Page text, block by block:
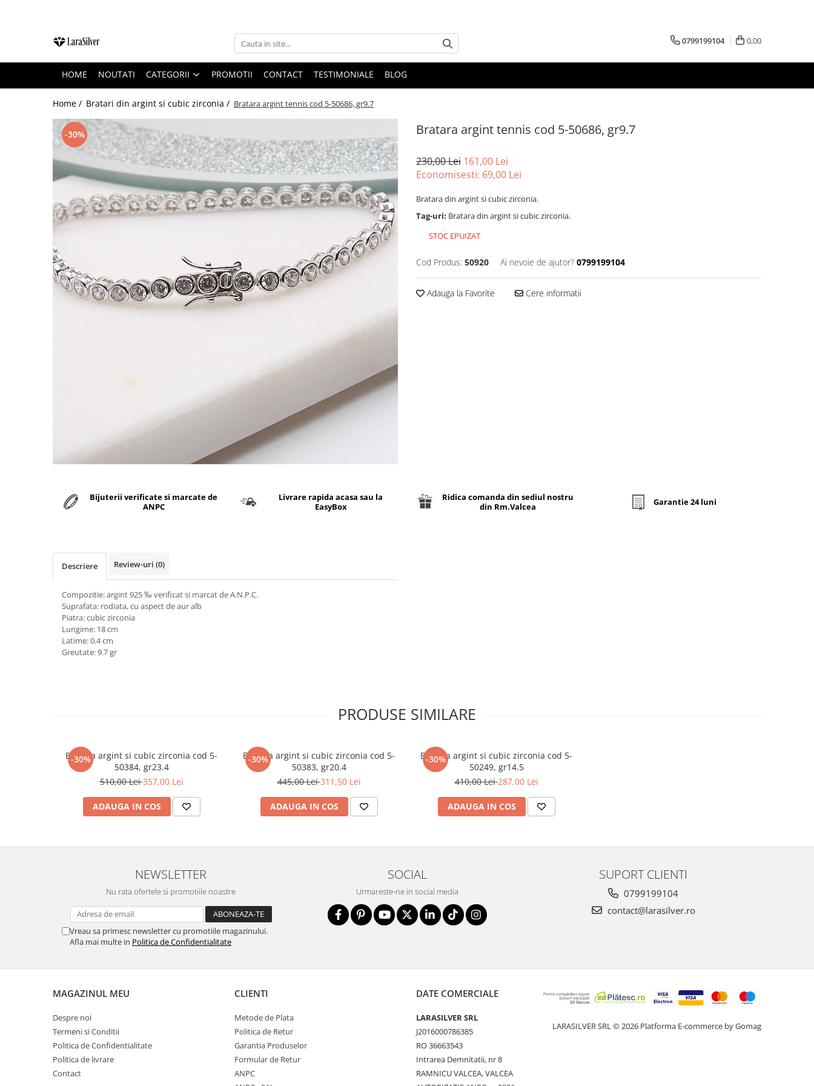
CATEGORII
CERCEI ARGINT
COLIERE ARGINT
LANTISOARE ARGINT
CRUCIULITE SI ICONITE ARGINT
PANDANTIVE ARGINT
BROSE ARGINT
VERIGHETE ARGINT
BIJUTERII ARGINT PENTRU COPII
BIJUTERII ARGINT PENTRU BARBATI
INELE ARGINT
marime reglabila
marimea 47
marimea 64
SETURI ARGINT
marime reglabila
0799199104 0,00
HOME NOUTATI CATEGORII PROMOTII CONTACT TESTIMONIALE BLOG
Home / Bratari din argint si cubic zirconia / Bratara argint tennis cod 5-50686, gr9.7
Bratara argint tennis cod 5-50686, gr9.7
-30%
230,00 Lei 161,00 Lei
Economisesti: 69,00 Lei
Bratara din argint si cubic zirconia.
Tag-uri: Bratara din argint si cubic zirconia.
STOC EPUIZAT
Cod Produs: 50920 Ai nevoie de ajutor? 0799199104
Adauga la Favorite Cere informatii
Bijuterii verificate si marcate de
ANPC
Livrare rapida acasa sau la
EasyBox
Ridica comanda din sediul nostru
din Rm.Valcea
Garantie 24 luni
Descriere Review-uri (0)
Compozitie: argint 925 ‰ verificat si marcat de A.N.P.C.
Suprafata: rodiata, cu aspect de aur alb
Piatra: cubic zirconia
Lungime: 18 cm
Latime: 0.4 cm
Greutate: 9.7 gr
PRODUSE SIMILARE
-30%
Bratara argint si cubic zirconia cod 5-
50384, gr23.4
510,00 Lei357,00 Lei
ADAUGA IN COS
-30%
Bratara argint si cubic zirconia cod 5-
50383, gr20.4
445,00 Lei311,50 Lei
ADAUGA IN COS
-30%
Bratara argint si cubic zirconia cod 5-
50249, gr14.5
410,00 Lei287,00 Lei
ADAUGA IN COS
NEWSLETTER
Nu rata ofertele si promotiile noastre
Vreau sa primesc newsletter cu promotiile magazinului.
Afla mai multe in Politica de Confidentialitate
SOCIAL
Urmareste-ne in social media
SUPORT CLIENTI
0799199104
contact@larasilver.ro
MAGAZINUL MEU
Despre noi
Termeni si Conditii
Politica de Confidentialitate
Politica de livrare
Contact
CLIENTI
Metode de Plata
Politica de Retur
Garantia Produselor
Formular de Retur
ANPC
DATE COMERCIALE
LARASILVER SRL
J2016000786385
RO 36663543
Intrarea Demnitatii, nr 8
RAMNICU VALCEA, VALCEA
LARASILVER SRL © 2026 Platforma E-commerce by Gomag